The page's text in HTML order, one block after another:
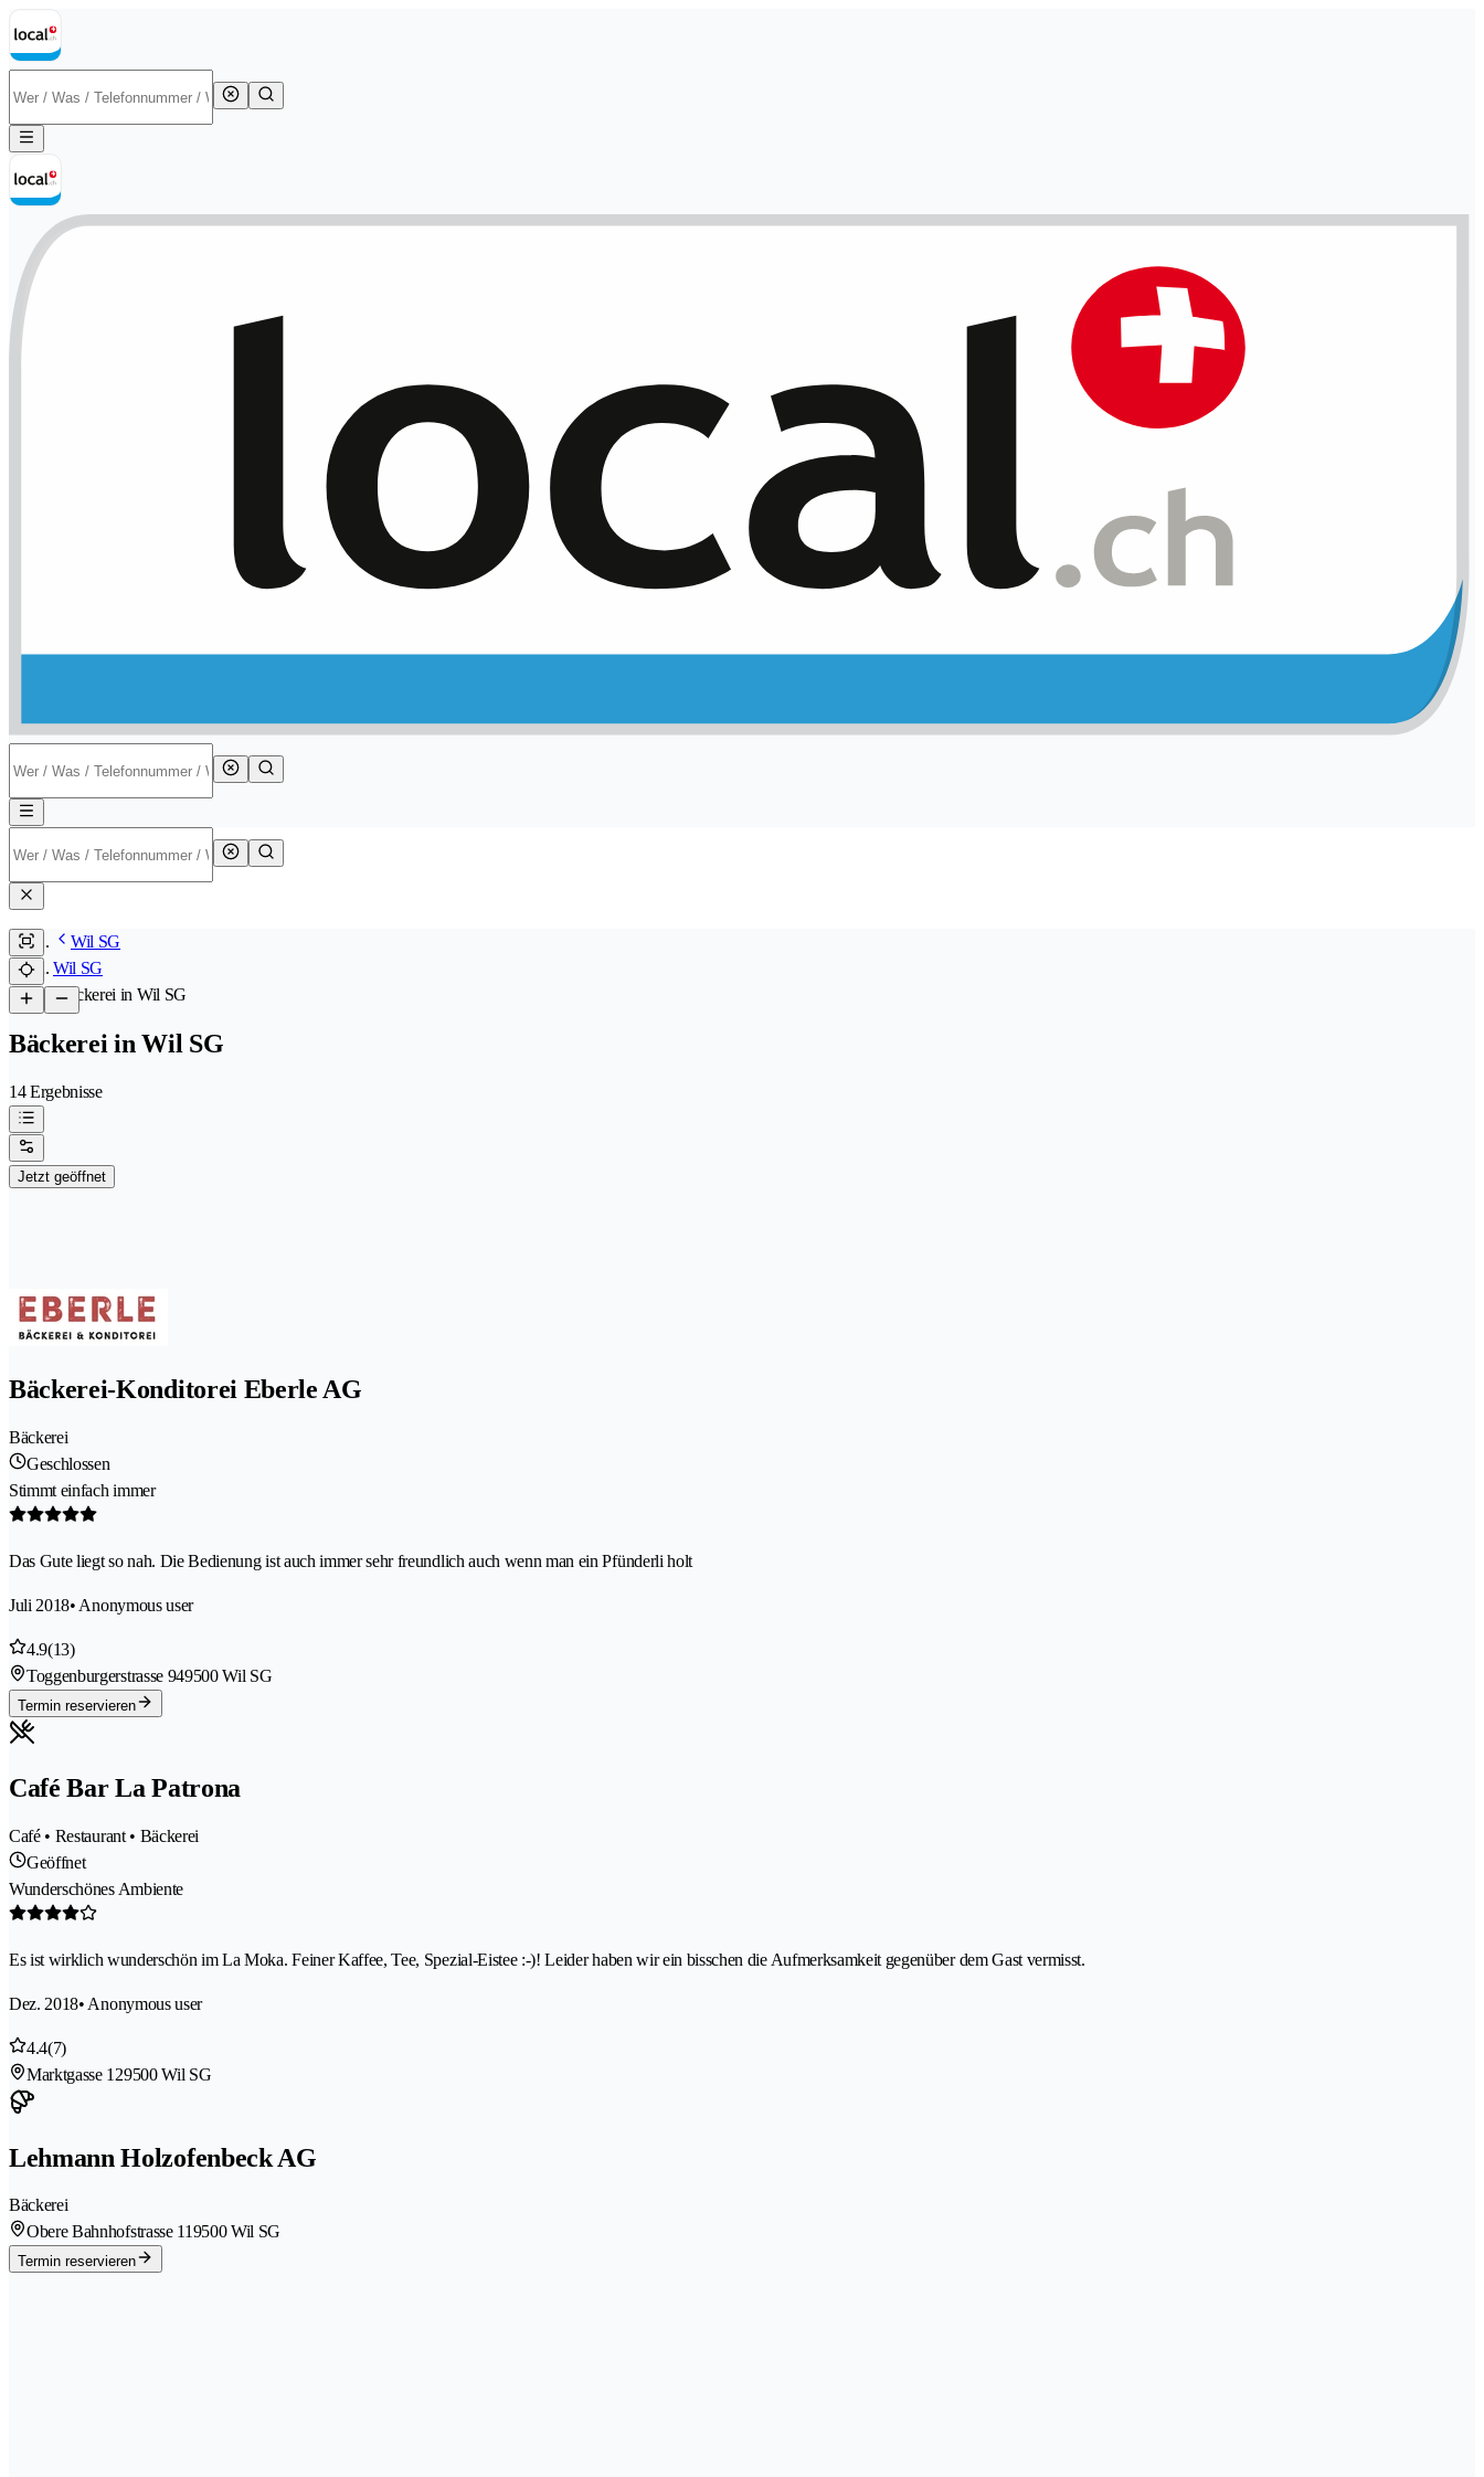
Wil SG
Wil SG
/Bäckerei in Wil SG
Bäckerei in Wil SG
14 Ergebnisse
Jetzt geöffnet
Bäckerei-Konditorei Eberle AG
Bäckerei
Geschlossen
Stimmt einfach immer
Das Gute liegt so nah. Die Bedienung ist auch immer sehr freundlich auch wenn man ein Pfünderli holt
Juli 2018• Anonymous user
4.9(13)
Toggenburgerstrasse 949500 Wil SG
Termin reservieren
Café Bar La Patrona
Café • Restaurant • Bäckerei
Geöffnet
Wunderschönes Ambiente
Es ist wirklich wunderschön im La Moka. Feiner Kaffee, Tee, Spezial-Eistee :-)! Leider haben wir ein bisschen die Aufmerksamkeit gegenüber dem Gast vermisst.
Dez. 2018• Anonymous user
4.4(7)
Marktgasse 129500 Wil SG
Lehmann Holzofenbeck AG
Bäckerei
Obere Bahnhofstrasse 119500 Wil SG
Termin reservieren